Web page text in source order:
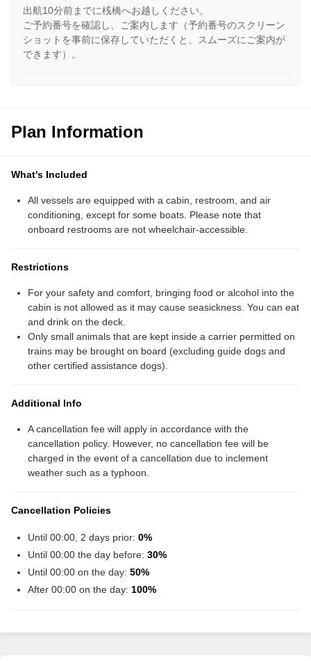
出航10分前までに桟橋へお越しください。
ご予約番号を確認し、ご案内します（予約番号のスクリーン
ショットを事前に保存していただくと、スムーズにご案内が
できます）。
Plan Information
What's Included
All vessels are equipped with a cabin, restroom, and air
conditioning, except for some boats. Please note that
onboard restrooms are not wheelchair-accessible.
Restrictions
For your safety and comfort, bringing food or alcohol into the
cabin is not allowed as it may cause seasickness. You can eat
and drink on the deck.
Only small animals that are kept inside a carrier permitted on
trains may be brought on board (excluding guide dogs and
other certified assistance dogs).
Additional Info
A cancellation fee will apply in accordance with the
cancellation policy. However, no cancellation fee will be
charged in the event of a cancellation due to inclement
weather such as a typhoon.
Cancellation Policies
Until 00:00, 2 days prior: 0%
Until 00:00 the day before: 30%
Until 00:00 on the day: 50%
After 00:00 on the day: 100%